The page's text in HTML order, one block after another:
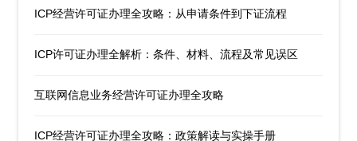
ICP经营许可证办理全攻略：从申请条件到下证流程
ICP许可证办理全解析：条件、材料、流程及常见误区
互联网信息业务经营许可证办理全攻略
ICP经营许可证办理全攻略：政策解读与实操手册